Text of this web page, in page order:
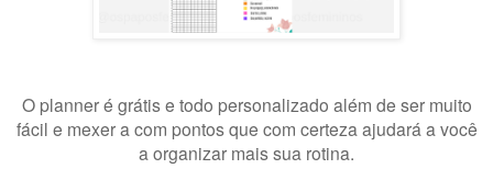
O planner é grátis e todo personalizado além de ser muito
fácil e mexer a com pontos que com certeza ajudará a você
a organizar mais sua rotina.